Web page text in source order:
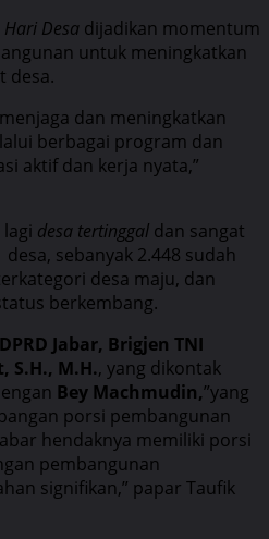
Hari Desa dijadikan momentum
untuk meningkatkan
desa.
dan meningkatkan
berbagai program dan
aktif dan kerja nyata,”
desa tertinggal dan sangat
sebanyak 2.448 sudah
desa maju, dan
berkembang.
Jabar, Brigjen TNI
S.H., M.H., yang dikontak
Bey Machmudin,”yang
porsi pembangunan
hendaknya memiliki porsi
pembangunan
signifikan,” papar Taufik